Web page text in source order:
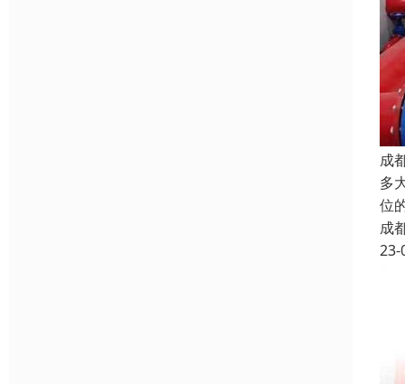
成
多
位
成
23-